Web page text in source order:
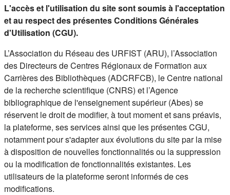
L'accès et l'utilisation du site sont soumis à l'acceptation
et au respect des présentes Conditions Générales
d'Utilisation (CGU).
L’Association du Réseau des URFIST (ARU), l’Association
des Directeurs de Centres Régionaux de Formation aux
Carrières des Bibliothèques (ADCRFCB), le Centre national
de la recherche scientifique (CNRS) et l’Agence
bibliographique de l'enseignement supérieur (Abes) se
réservent le droit de modifier, à tout moment et sans préavis,
la plateforme, ses services ainsi que les présentes CGU,
notamment pour s'adapter aux évolutions du site par la mise
à disposition de nouvelles fonctionnalités ou la suppression
ou la modification de fonctionnalités existantes. Les
utilisateurs de la plateforme seront informés de ces
modifications.